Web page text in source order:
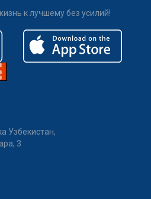
к лучшему без усилий!
Узбекистан,
3